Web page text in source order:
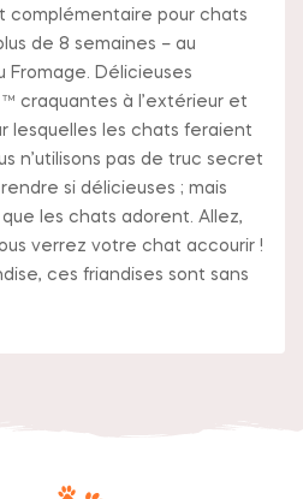
complémentaire pour chats
de 8 semaines – au
Fromage. Délicieuses
craquantes à l’extérieur et
lesquelles les chats feraient
n’utilisons pas de truc secret
si délicieuses ; mais
les chats adorent. Allez,
verrez votre chat accourir !
ces friandises sont sans